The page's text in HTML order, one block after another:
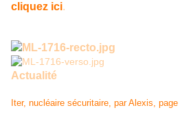
cliquez ici.
Actualité
Iter, nucléaire sécuritaire, par Alexis, page